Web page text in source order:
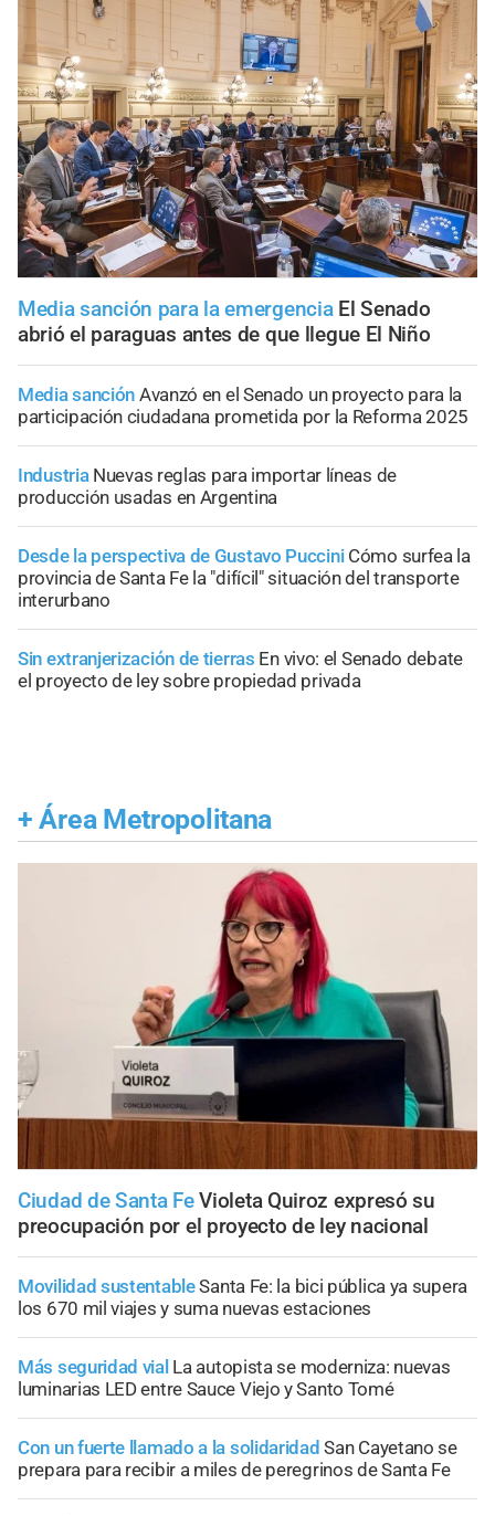
Media sanción para la emergencia El Senado
abrió el paraguas antes de que llegue El Niño
Media sanción Avanzó en el Senado un proyecto para la
participación ciudadana prometida por la Reforma 2025
Industria Nuevas reglas para importar líneas de
producción usadas en Argentina
Desde la perspectiva de Gustavo Puccini Cómo surfea la
provincia de Santa Fe la "difícil" situación del transporte
interurbano
Sin extranjerización de tierras En vivo: el Senado debate
el proyecto de ley sobre propiedad privada
+ Área Metropolitana
Ciudad de Santa Fe Violeta Quiroz expresó su
preocupación por el proyecto de ley nacional
Movilidad sustentableSanta Fe: la bici pública ya supera
los 670 mil viajes y suma nuevas estaciones
Más seguridad vial La autopista se moderniza: nuevas
luminarias LED entre Sauce Viejo y Santo Tomé
Con un fuerte llamado a la solidaridad San Cayetano se
prepara para recibir a miles de peregrinos de Santa Fe